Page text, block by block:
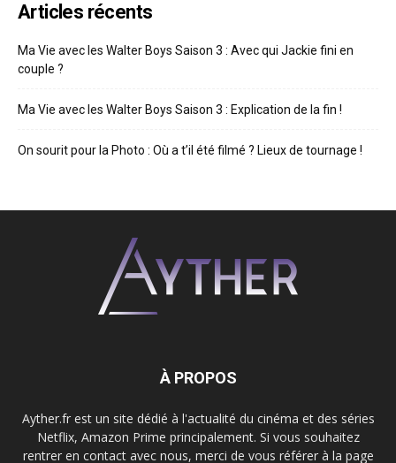
Articles récents
Ma Vie avec les Walter Boys Saison 3 : Avec qui Jackie fini en
couple ?
Ma Vie avec les Walter Boys Saison 3 : Explication de la fin !
On sourit pour la Photo : Où a t’il été filmé ? Lieux de tournage !
À PROPOS
Ayther.fr est un site dédié à l'actualité du cinéma et des séries
Netflix, Amazon Prime principalement. Si vous souhaitez
rentrer en contact avec nous, merci de vous référer à la page